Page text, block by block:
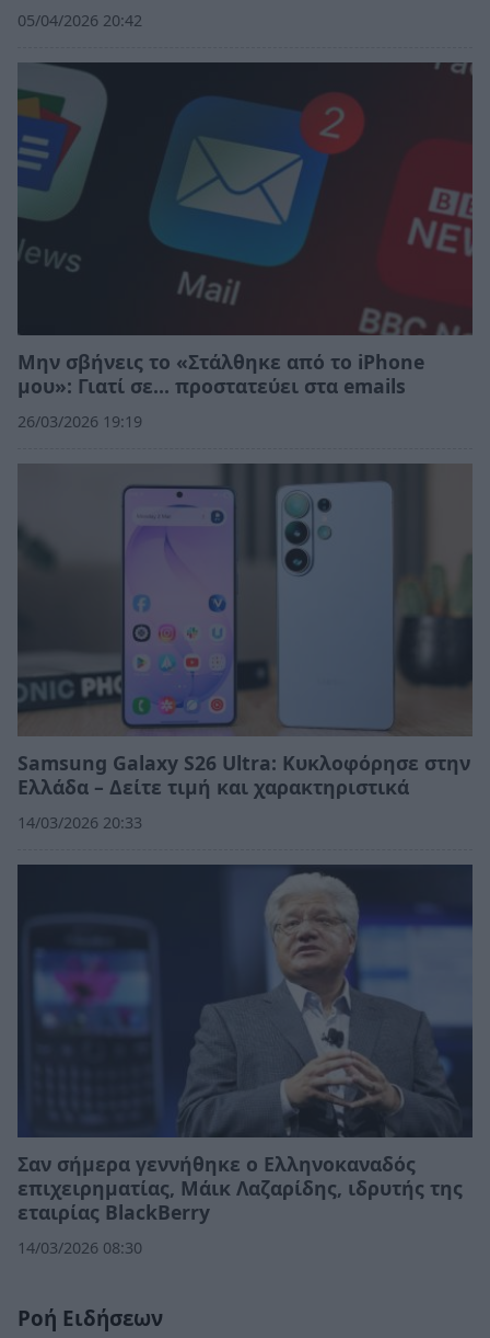
05/04/2026 20:42
Μην σβήνεις το «Στάλθηκε από το iPhone
μου»: Γιατί σε… προστατεύει στα emails
26/03/2026 19:19
Samsung Galaxy S26 Ultra: Κυκλοφόρησε στην
Ελλάδα – Δείτε τιμή και χαρακτηριστικά
14/03/2026 20:33
Σαν σήμερα γεννήθηκε ο Ελληνοκαναδός
επιχειρηματίας, Μάικ Λαζαρίδης, ιδρυτής της
εταιρίας BlackBerry
14/03/2026 08:30
Ροή Ειδήσεων